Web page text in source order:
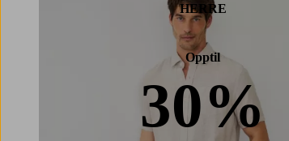
HERRE
Opptil
30%